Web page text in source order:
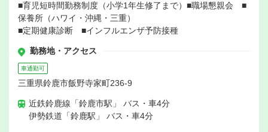
■育児短時間勤務制度（小学1年生修了まで）■職場懇親会 ■
保養所（ハワイ・沖縄・三重）
■定期健康診断 ■インフルエンザ予防接種
勤務地・アクセス
車通勤可
三重県鈴鹿市飯野寺家町236-9
近鉄鈴鹿線「鈴鹿市駅」 バス・車4分
伊勢鉄道「鈴鹿駅」 バス・車4分